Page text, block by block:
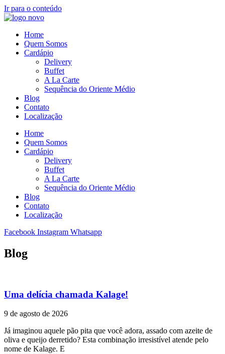
Ir para o conteúdo
Home
Quem Somos
Cardápio
Delivery
Buffet
A La Carte
Sequência do Oriente Médio
Blog
Contato
Localização
Home
Quem Somos
Cardápio
Delivery
Buffet
A La Carte
Sequência do Oriente Médio
Blog
Contato
Localização
Facebook Instagram Whatsapp
Blog
Uma delícia chamada Kalage!
9 de agosto de 2026
Já imaginou aquele pão pita que você adora, assado com azeite de
oliva e queijo derretido? Esta combinação irresistível atende pelo
nome de Kalage. E